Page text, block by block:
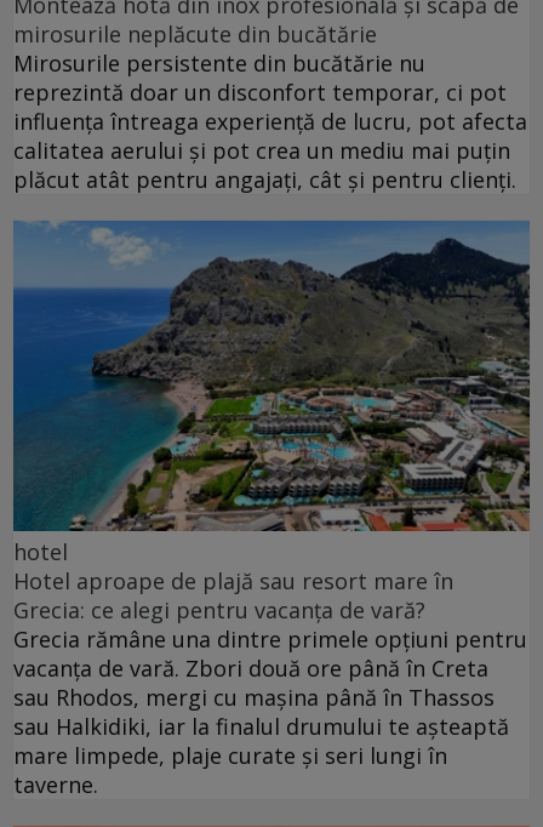
mirosurile neplăcute din bucătărie
Mirosurile persistente din bucătărie nu
reprezintă doar un disconfort temporar, ci pot
influența întreaga experiență de lucru, pot afecta
calitatea aerului și pot crea un mediu mai puțin
plăcut atât pentru angajați, cât și pentru clienți.
hotel
Hotel aproape de plajă sau resort mare în
Grecia: ce alegi pentru vacanța de vară?
Grecia rămâne una dintre primele opțiuni pentru
vacanța de vară. Zbori două ore până în Creta
sau Rhodos, mergi cu mașina până în Thassos
sau Halkidiki, iar la finalul drumului te așteaptă
mare limpede, plaje curate și seri lungi în
taverne.